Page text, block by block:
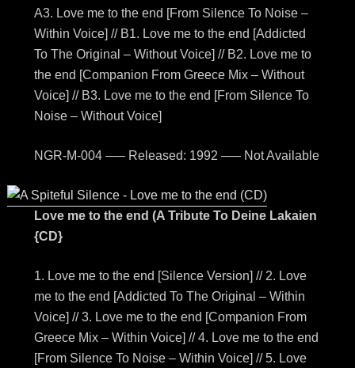
A3. Love me to the end [From Silence To Noise –
Within Voice] // B1. Love me to the end [Addicted
To The Original – Without Voice] // B2. Love me to
the end [Companion From Greece Mix – Without
Voice] // B3. Love me to the end [From Silence To
Noise – Without Voice]
NGR-M-004 —– Released: 1992 —– Not Available
Love me to the end (A Tribute To Deine Lakaien
{CD}
1. Love me to the end [Silence Version] // 2. Love
me to the end [Addicted To The Original – Within
Voice] // 3. Love me to the end [Companion From
Greece Mix – Within Voice] // 4. Love me to the end
[From Silence To Noise – Within Voice] // 5. Love